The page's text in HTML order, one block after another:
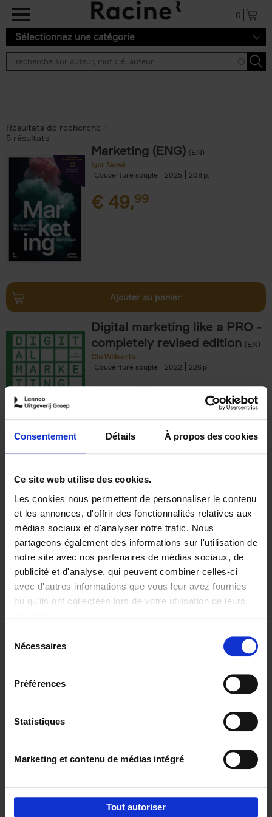
Consentement Détails À propos des cookies
Ce site web utilise des cookies.
Les cookies nous permettent de personnaliser le contenu
et les annonces, d'offrir des fonctionnalités relatives aux
médias sociaux et d'analyser notre trafic. Nous
partageons également des informations sur l'utilisation de
notre site avec nos partenaires de médias sociaux, de
publicité et d'analyse, qui peuvent combiner celles-ci
avec d'autres informations que vous leur avez fournies
ou qu'ils ont collectées lors de votre utilisation de leurs
Nécessaires
Préférences
Statistiques
Marketing et contenu de médias intégré
Tout autoriser
Aller au contenu principal
0
Sélectionnez une catégorie
Résultats de recherche ''
5 résultats
Marketing (ENG) (EN)
Igor Nowé
Couverture souple
2025 208
€ 49,99
Ajouter au panier
Digital marketing like a PRO -
completely revised edition (EN)
Clo Willaerts
Couverture souple
2022 226
€35,50
The Offer You Can't
Refuse
Steven Van Belleghem
Couverture souple
2020 256
€37,50
Building Bonds = Building